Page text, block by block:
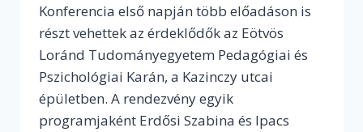
Konferencia első napján több előadáson is
részt vehettek az érdeklődők az Eötvös
Loránd Tudományegyetem Pedagógiai és
Pszichológiai Karán, a Kazinczy utcai
épületben. A rendezvény egyik
programjaként Erdősi Szabina és Ipacs